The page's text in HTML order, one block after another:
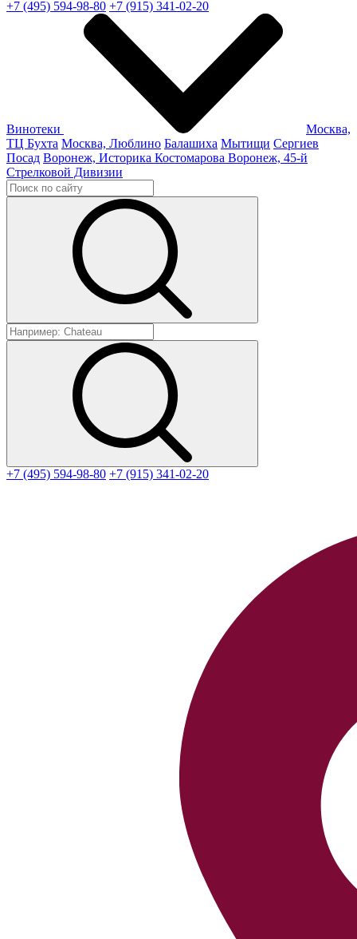
+7 (495) 594-98-80 +7 (915) 341-02-20
Винотеки
Москва,
ТЦ Бухта Москва, Люблино Балашиха Мытищи Сергиев
Посад Воронеж, Историка Костомарова Воронеж, 45-й
Стрелковой Дивизии
+7 (495) 594-98-80 +7 (915) 341-02-20